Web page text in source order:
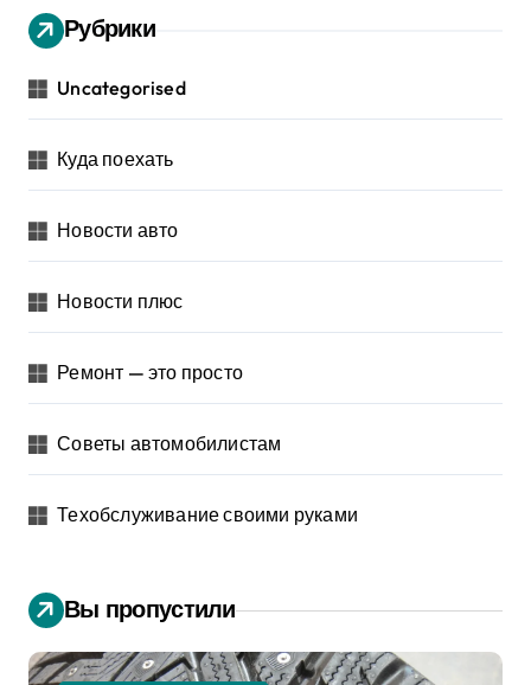
Рубрики
Uncategorised
Куда поехать
Новости авто
Новости плюс
Ремонт — это просто
Советы автомобилистам
Техобслуживание своими руками
Вы пропустили